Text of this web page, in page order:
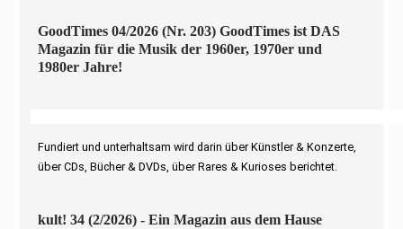
GoodTimes 04/2026 (Nr. 203) GoodTimes ist DAS
Magazin für die Musik der 1960er, 1970er und
1980er Jahre!
Fundiert und unterhaltsam wird darin über Künstler & Konzerte,
über CDs, Bücher & DVDs, über Rares & Kurioses berichtet.
kult! 34 (2/2026) - Ein Magazin aus dem Hause